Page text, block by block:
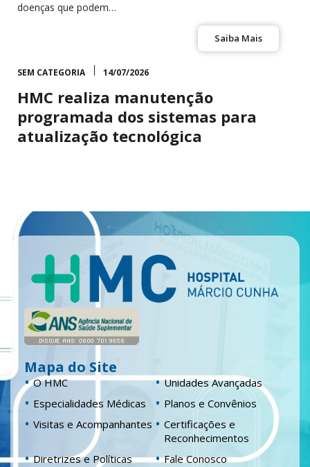
doenças que podem…
Saiba Mais
SEM CATEGORIA 14/07/2026
HMC realiza manutenção
programada dos sistemas para
atualização tecnológica
Mapa do Site
O HMC
Unidades Avançadas
Especialidades Médicas
Planos e Convênios
Visitas e Acompanhantes
Certificações e
Reconhecimentos
Diretrizes e Políticas
Fale Conosco